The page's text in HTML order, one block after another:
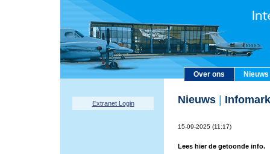
Over ons Nieuws
Extranet Login Nieuws
15-09-2025 (11:17)
Lees hier de getoonde info.